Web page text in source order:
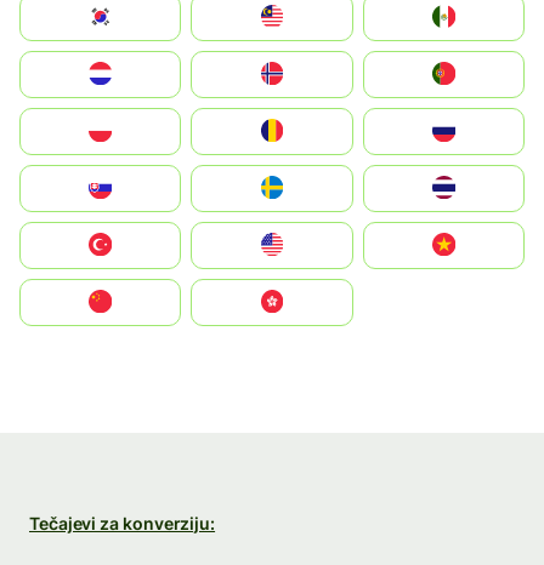
South Korea
United States
中國香港特別行政區
Tečajevi za konverziju: